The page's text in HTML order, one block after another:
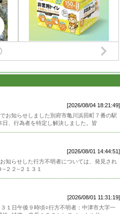
[2026/08/04 18:21:49]
お知らせしました別府市亀川浜田町７番の駅
、行為者を特定し解決しました。皆
[2026/08/01 14:44:51]
知らせした行方不明者については、発見され
２２−２１３１
[2026/08/01 11:31:19]
１日午後９時頃○行方不明者：中津市大字一